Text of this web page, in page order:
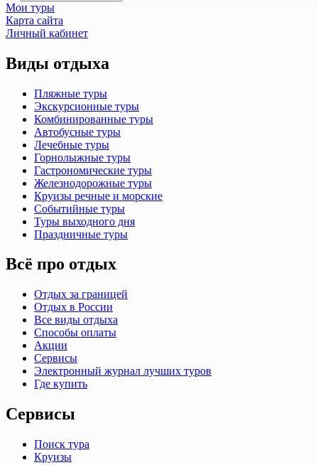
Мои туры
Карта сайта
Личный кабинет
Виды отдыха
Пляжные туры
Экскурсионные туры
Комбинированные туры
Автобусные туры
Лечебные туры
Горнолыжные туры
Гастрономические туры
Железнодорожные туры
Круизы речные и морские
Событийные туры
Туры выходного дня
Праздничные туры
Всё про отдых
Отдых за границей
Отдых в России
Все виды отдыха
Способы оплаты
Акции
Сервисы
Электронный журнал лучших туров
Где купить
Сервисы
Поиск тура
Круизы